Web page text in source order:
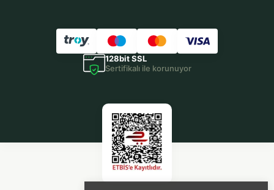
128bit SSL
Sertifikalı ile korunuyor